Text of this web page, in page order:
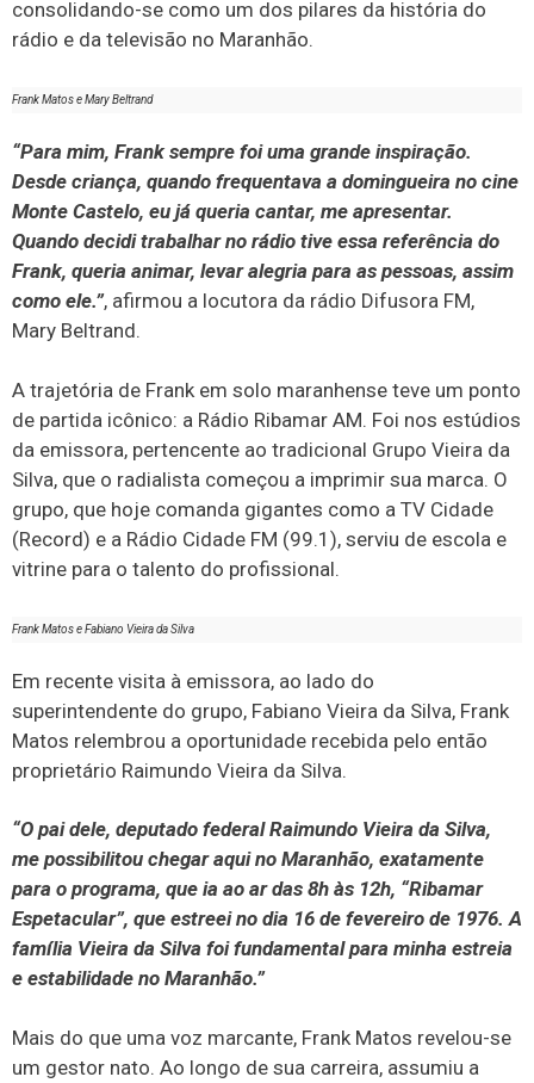
consolidando-se como um dos pilares da história do
rádio e da televisão no Maranhão.
Frank Matos e Mary Beltrand
“Para mim, Frank sempre foi uma grande inspiração.
Desde criança, quando frequentava a domingueira no cine
Monte Castelo, eu já queria cantar, me apresentar.
Quando decidi trabalhar no rádio tive essa referência do
Frank, queria animar, levar alegria para as pessoas, assim
como ele.”, afirmou a locutora da rádio Difusora FM,
Mary Beltrand.
A trajetória de Frank em solo maranhense teve um ponto
de partida icônico: a Rádio Ribamar AM. Foi nos estúdios
da emissora, pertencente ao tradicional Grupo Vieira da
Silva, que o radialista começou a imprimir sua marca. O
grupo, que hoje comanda gigantes como a TV Cidade
(Record) e a Rádio Cidade FM (99.1), serviu de escola e
vitrine para o talento do profissional.
Frank Matos e Fabiano Vieira da Silva
Em recente visita à emissora, ao lado do
superintendente do grupo, Fabiano Vieira da Silva, Frank
Matos relembrou a oportunidade recebida pelo então
proprietário Raimundo Vieira da Silva.
“O pai dele, deputado federal Raimundo Vieira da Silva,
me possibilitou chegar aqui no Maranhão, exatamente
para o programa, que ia ao ar das 8h às 12h, “Ribamar
Espetacular”, que estreei no dia 16 de fevereiro de 1976. A
família Vieira da Silva foi fundamental para minha estreia
e estabilidade no Maranhão.”
Mais do que uma voz marcante, Frank Matos revelou-se
um gestor nato. Ao longo de sua carreira, assumiu a